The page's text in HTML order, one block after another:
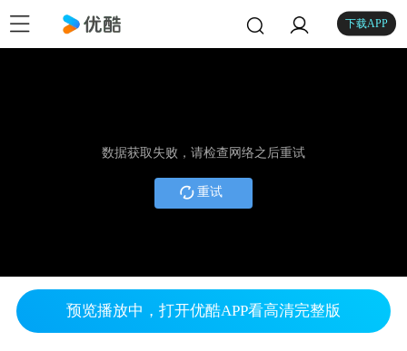
下载APP
数据获取失败，请检查网络之后重试
重试
预览播放中，打开优酷APP看高清完整版